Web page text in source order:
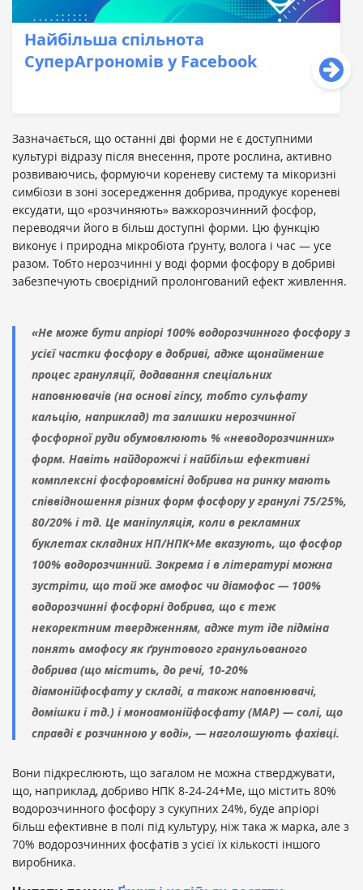
Найбільша спільнота
СуперАгрономів у Facebook
Зазначається, що останні дві форми не є доступними
культурі відразу після внесення, проте рослина, активно
розвиваючись, формуючи кореневу систему та мікоризні
симбіози в зоні зосередження добрива, продукує кореневі
ексудати, що «розчиняють» важкорозчинний фосфор,
переводячи його в більш доступні форми. Цю функцію
виконує і природна мікробіота ґрунту, волога і час — усе
разом. Тобто нерозчинні у воді форми фосфору в добриві
забезпечують своєрідний пролонгований ефект живлення.
«Не може бути апріорі 100% водорозчинного фосфору з
усієї частки фосфору в добриві, адже щонайменше
процес грануляції, додавання спеціальних
наповнювачів (на основі гіпсу, тобто сульфату
кальцію, наприклад) та залишки нерозчинної
фосфорної руди обумовлюють % «неводорозчинних»
форм. Навіть найдорожчі і найбільш ефективні
комплексні фосфоровмісні добрива на ринку мають
співвідношення різних форм фосфору у гранулі 75/25%,
80/20% і тд. Це маніпуляція, коли в рекламних
буклетах складних НП/НПК+Ме вказують, що фосфор
100% водорозчинний. Зокрема і в літературі можна
зустріти, що той же амофос чи діамофос — 100%
водорозчинні фосфорні добрива, що є теж
некоректним твердженням, адже тут іде підміна
понять амофосу як ґрунтового гранульованого
добрива (що містить, до речі, 10-20%
діамонійфосфату у складі, а також наповнювачі,
домішки і тд.) і моноамонійфосфату (МАР) — солі, що
справді є розчинною у воді», — наголошують фахівці.
Вони підкреслюють, що загалом не можна стверджувати,
що, наприклад, добриво НПК 8-24-24+Ме, що містить 80%
водорозчинного фосфору з сукупних 24%, буде апріорі
більш ефективне в полі під культуру, ніж така ж марка, але з
70% водорозчинних фосфатів з усієї їх кількості іншого
виробника.